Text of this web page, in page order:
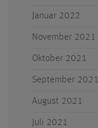
Januar 2022
November 2021
Oktober 2021
September 2021
August 2021
Juli 2021